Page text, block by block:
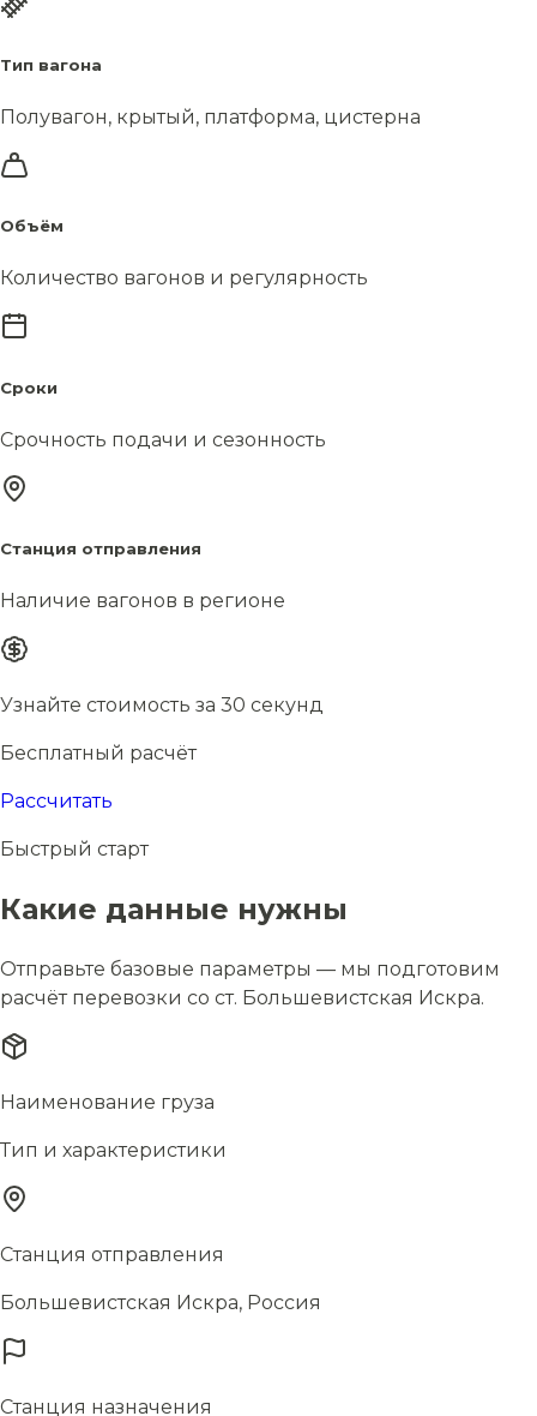
Тип вагона
Полувагон, крытый, платформа, цистерна
Объём
Количество вагонов и регулярность
Сроки
Срочность подачи и сезонность
Станция отправления
Наличие вагонов в регионе
Узнайте стоимость за 30 секунд
Бесплатный расчёт
Рассчитать
Быстрый старт
Какие данные нужны
Отправьте базовые параметры — мы подготовим
расчёт перевозки со ст. Большевистская Искра.
Наименование груза
Тип и характеристики
Станция отправления
Большевистская Искра, Россия
Станция назначения